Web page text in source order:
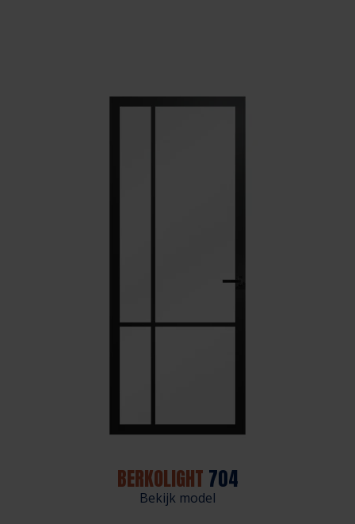
BERKOLIGHT 704
Bekijk model